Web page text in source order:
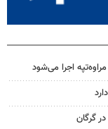
اجرا می‌شود
گرگان